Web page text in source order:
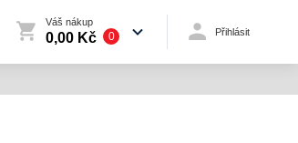
Váš nákup
0,00 Kč 0 Přihlásit